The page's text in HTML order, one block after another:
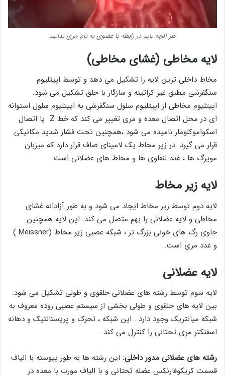
هر آنچه باید در رابطه با عضوی به نام مری بدانید
لایه مخاطی (غشای مخاطی)
مخاط داخلی ترین لایه را تشکیل می دهد و توسط اپیتلیوم
سنگفرشی مطبق غیر کراتینه و سازگار با حلق تشکیل می شود.
اپیتلیوم مخاطی از اپیتلیوم سلول سنگفرشی به اپیتلیوم سلول استوانه
ای در محل اتصال معده و مری تغییر می کند که خط Z یا اتصال
اسکواموکلومار نامیده می شود ،همچنین تحت فشار شدید مکانیکی
قرار می گیرد. در زیر مخاط یک لامینای صاف قرار دارد که میزبان
مویرگ ها ، غدد لنفاوی ها و مخاط های عضلانی است.
لایه زیر مخاط
لایه دوم توسط زیر مخاط ایجاد می شود و به طور آزادانه غشای
مخاطی و لایه عضلانی را بهم متصل می کند. این لایه همچنین
حاوی رگ های خونی بزرگ تر ، شبکه عصبی زیر مخاط (Meissner )
و غدد مری است.
لایه عضلانی
لایه سوم توسط رشته های عضلانی حلقوی و طولی تشکیل می شود.
بین لایه های حلقوی و طولی بخشی از سیستم عصبی روده معروف به
شبکه میانتریک وجود دارد . این شبکه ، تحرک و پریستالتیک و دهانه
اسفنکتر مری تحتانی را کنترل می کند.
رشته های عضلانی مدور داخلی: این رشته ها به طور پیوسته با الیاف
قسمت کریکوفارنکس عضله تحتانی و با الیاف مورب با معده در